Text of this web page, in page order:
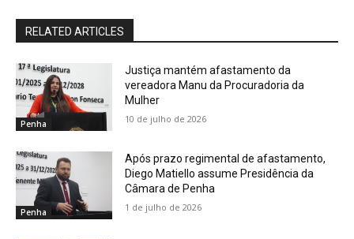
RELATED ARTICLES
Penha
Justiça mantém afastamento da
vereadora Manu da Procuradoria da
Mulher
10 de julho de 2026
Penha
Após prazo regimental de afastamento,
Diego Matiello assume Presidência da
Câmara de Penha
1 de julho de 2026